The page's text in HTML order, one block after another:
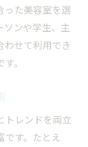
った美容室を選
ソンや学生、主
わせて利用でき
。
トレンドを両立
です。たとえ